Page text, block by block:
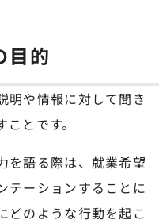
目的
明や情報に対して聞き
とです。
を語る際は、就業希望
テーションすることに
どのような行動を起こ